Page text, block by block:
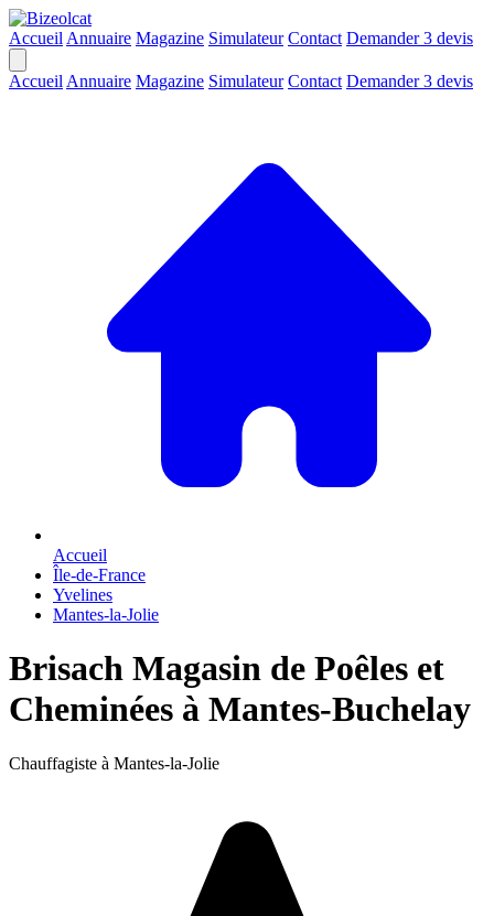
Accueil Annuaire Magazine Simulateur Contact Demander 3 devis
Accueil Annuaire Magazine Simulateur Contact Demander 3 devis
Accueil
Île-de-France
Yvelines
Mantes-la-Jolie
Brisach Magasin de Poêles et
Cheminées à Mantes-Buchelay
Chauffagiste à Mantes-la-Jolie